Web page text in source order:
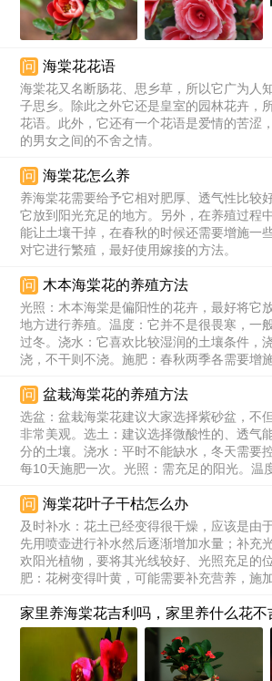
问 海棠花花语
海棠花又名断肠花、思乡草，所以它广为人
子思乡。除此之外它还是皇室的园林花卉，
花语。此外，它还有一个花语是爱情的苦涩
的男女之间的不舍之情。
问 海棠花怎么养
养海棠花需要给予它相对肥厚、透气性比较
它放到阳光充足的地方。另外，在养殖过程
能让土壤干掉，在春秋的时候还需要增施一
对它进行繁殖，最好使用嫁接的方法。
问 木本海棠花的养殖方法
光照：木本海棠是偏阳性的花卉，最好将它
地方进行养殖。温度：它并不是很畏寒，一
过冬。浇水：它喜欢比较湿润的土壤条件，
浇，不干则不浇。施肥：春秋两季各需要增
问 盆栽海棠花的养殖方法
选盆：盆栽海棠花建议大家选择紫砂盆，不
非常美观。选土：建议选择微酸性的、透气
分的土壤。浇水：平时不能缺水，冬天需要
每10天施肥一次。光照：需充足的阳光。温
问 海棠花叶子干枯怎么办
及时补水：花土已经变得很干燥，应该是由
先用喷壶进行补水然后逐渐增加水量；补充
欢阳光植物，要将其光线较好、光照充足的
肥：花树变得叶黄，可能需要补充营养，施
家里养海棠花吉利吗，家里养什么花不